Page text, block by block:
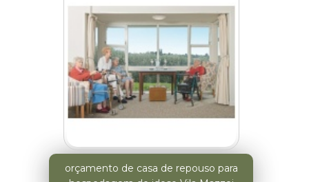
orçamento de casa de repouso para